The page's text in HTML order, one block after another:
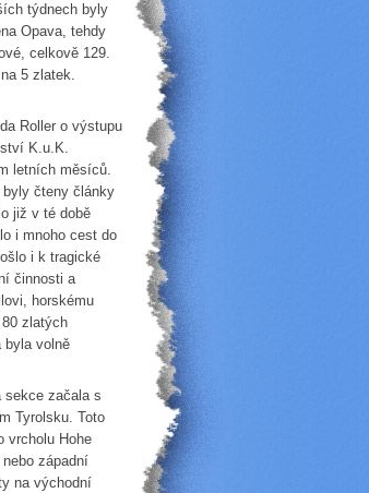
týdnech byly
Opava, tehdy
celkově 129.
5 zlatek.
Roller o výstupu
K.u.K.
letních měsíců.
čteny články
již v té době
i mnoho cest do
i k tragické
činnosti a
horskému
zlatých
byla volně
začala s
Tyrolsku. Toto
vrcholu Hohe
západní
na východní